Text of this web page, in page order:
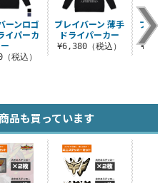
ーンロゴ
イパーカ
ー
税込）
ブレイバーン 薄手
ドライパーカー
¥6,380（税込）
ブレ
ラ
品も買っています